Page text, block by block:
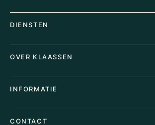
DIENSTEN
Aankoopopdracht
Stille verkoop
Taxaties
Advies
OVER KLAASSEN
Waarom Klaassen
INFORMATIE
CONTACT